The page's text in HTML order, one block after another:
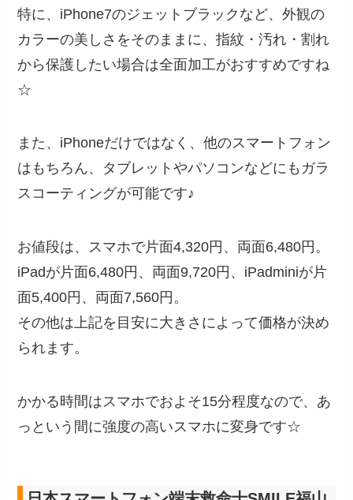
特に、iPhone7のジェットブラックなど、外観の
カラーの美しさをそのままに、指紋・汚れ・割れ
から保護したい場合は全面加工がおすすめですね
☆
また、iPhoneだけではなく、他のスマートフォン
はもちろん、タブレットやパソコンなどにもガラ
スコーティングが可能です♪
お値段は、スマホで片面4,320円、両面6,480円。
iPadが片面6,480円、両面9,720円、iPadminiが片
面5,400円、両面7,560円。
その他は上記を目安に大きさによって価格が決め
られます。
かかる時間はスマホでおよそ15分程度なので、あ
っという間に強度の高いスマホに変身です☆